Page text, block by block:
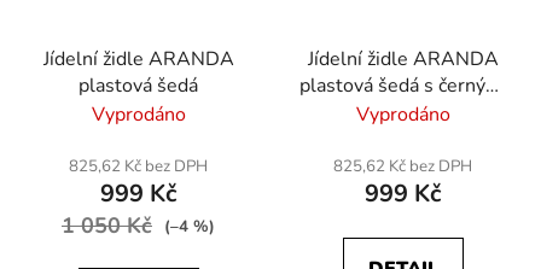
Jídelní židle ARANDA
plastová šedá
Vyprodáno
825,62 Kč bez DPH
999 Kč
1 050 Kč (–4 %)
Jídelní židle ARANDA
plastová šedá s černými
nohami
Vyprodáno
825,62 Kč bez DPH
999 Kč